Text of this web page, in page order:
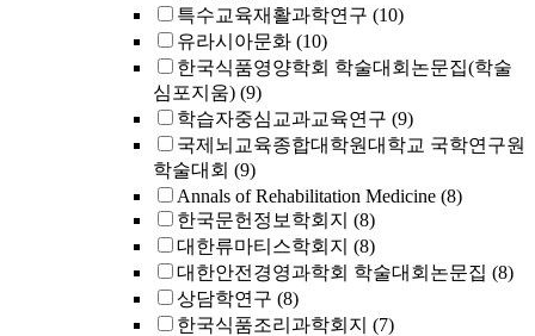
특수교육재활과학연구 (10)
유라시아문화 (10)
한국식품영양학회 학술대회논문집(학술
심포지움) (9)
학습자중심교과교육연구 (9)
국제뇌교육종합대학원대학교 국학연구원
학술대회 (9)
Annals of Rehabilitation Medicine (8)
한국문헌정보학회지 (8)
대한류마티스학회지 (8)
대한안전경영과학회 학술대회논문집 (8)
상담학연구 (8)
한국식품조리과학회지 (7)